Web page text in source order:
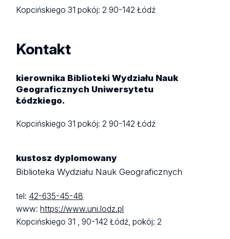
Kopcińskiego 31pokój: 290-142 Łódź
Kontakt
kierownika Biblioteki Wydziału Nauk
Geograficznych Uniwersytetu
Łódzkiego.
Kopcińskiego 31pokój: 290-142 Łódź
kustosz dyplomowany
Biblioteka Wydziału Nauk Geograficznych
tel: 42-635-45-48
www:https://www.uni.lodz.pl
Kopcińskiego 31 ,90-142 Łódź,pokój: 2